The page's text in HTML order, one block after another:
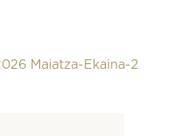
Maiatza-Ekaina-2